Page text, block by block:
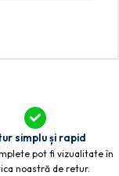
simplu și rapid
pot fi vizualitate în
noastră de retur.